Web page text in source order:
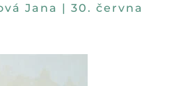
Jana |30. června